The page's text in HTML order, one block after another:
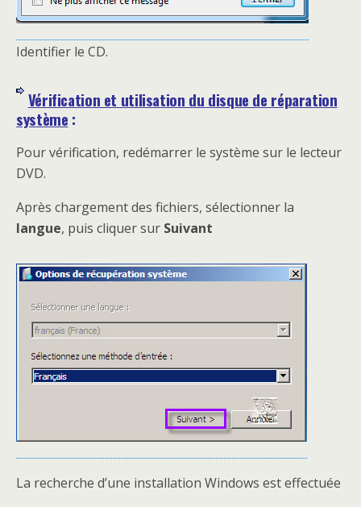
Identifier le CD.
Vérification et utilisation du disque de réparation
système :
Pour vérification, redémarrer le système sur le lecteur
DVD.
Après chargement des fichiers, sélectionner la
langue, puis cliquer sur Suivant
La recherche d’une installation Windows est effectuée